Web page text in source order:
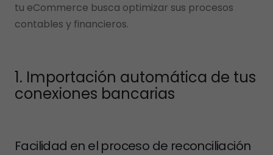
tu eCommerce busca optimizar sus procesos
contables y financieros.
1. Importación automática de tus
conexiones bancarias
Facilidad en el proceso de reconciliación